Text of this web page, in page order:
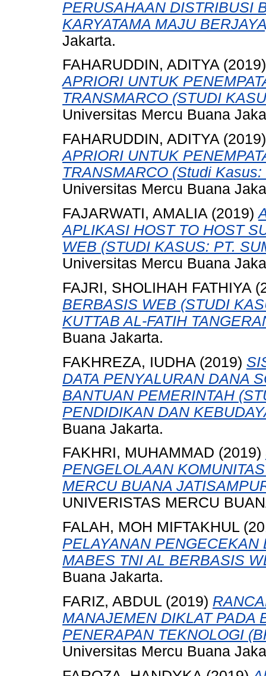
PERUSAHAAN DISTRIBUSI
KARYATAMA MAJU
Jakarta.
FAHARUDDIN, ADITYA
APRIORI UNTUK
TRANSMARCO (STUDI
Universitas Mercu Buana
FAHARUDDIN, ADITYA
APRIORI UNTUK
TRANSMARCO (Studi
Universitas Mercu Buana
FAJARWATI, AMALIA (2019)
APLIKASI HOST TO HOST
WEB (STUDI KASUS: PT.
Universitas Mercu Buana
FAJRI, SHOLIHAH FATHIYA
BERBASIS WEB (STUDI
KUTTAB AL-FATIH
Buana Jakarta.
FAKHREZA, IUDHA (2019)
DATA PENYALURAN DANA
BANTUAN PEMERINTAH
PENDIDIKAN DAN
Buana Jakarta.
FAKHRI, MUHAMMAD (2019)
PENGELOLAAN
MERCU BUANA
UNIVERISTAS MERCU
FALAH, MOH MIFTAKHUL
PELAYANAN
MABES TNI AL BERBASIS
Buana Jakarta.
FARIZ, ABDUL (2019)
MANAJEMEN DIKLAT PADA
PENERAPAN TEKNOLOGI
Universitas Mercu Buana